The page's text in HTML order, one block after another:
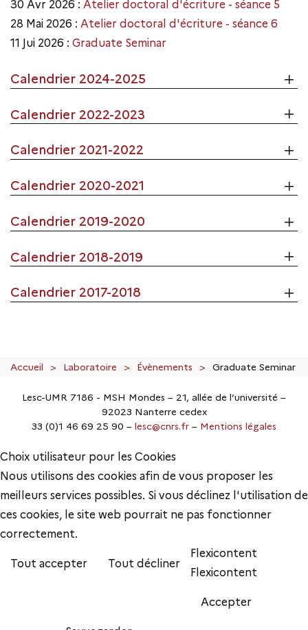
30 Avr 2026 : Atelier doctoral d'écriture - séance 5
28 Mai 2026 : Atelier doctoral d'écriture - séance 6
11 Jui 2026 : Graduate Seminar
Calendrier 2024-2025
Calendrier 2022-2023
Calendrier 2021-2022
Calendrier 2020-2021
Calendrier 2019-2020
Calendrier 2018-2019
Calendrier 2017-2018
Accueil Laboratoire Évènements Graduate Seminar
Lesc-UMR 7186 - MSH Mondes – 21, allée de l’université –
92023 Nanterre cedex
33 (0)1 46 69 25 90 – lesc@cnrs.fr – Mentions légales
Choix utilisateur pour les Cookies
Nous utilisons des cookies afin de vous proposer les
meilleurs services possibles. Si vous déclinez l'utilisation de
ces cookies, le site web pourrait ne pas fonctionner
correctement.
Tout accepter Tout décliner
Flexicontent
Flexicontent
Accepter